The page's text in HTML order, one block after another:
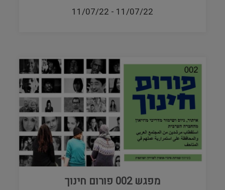
11/07/22
-
11/07/22
מפגש 002 פורום חינוך